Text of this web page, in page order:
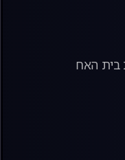
בית האח